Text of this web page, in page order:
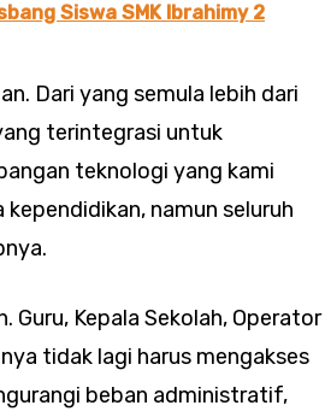
Siswa SMK Ibrahimy 2
Dari yang semula lebih dari
terintegrasi untuk
teknologi yang kami
namun seluruh
Kepala Sekolah, Operator
tidak lagi harus mengakses
beban administratif,